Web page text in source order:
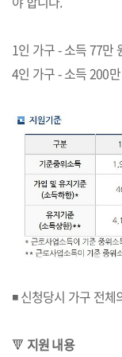
1인 가구 - 소득 77만
4인 가구 - 소득 200
◾ 신청당시 가구 전
🔻 지원 내용